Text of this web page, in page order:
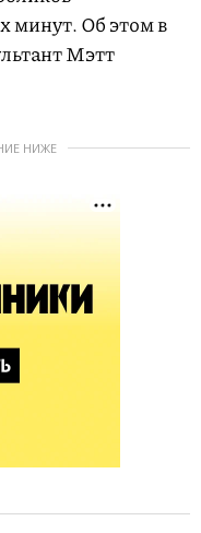
минут. Об этом в
Мэтт
НИЖЕ